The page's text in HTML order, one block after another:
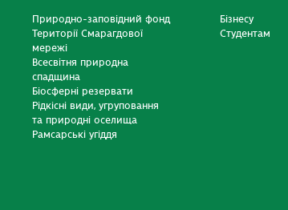
Природно-заповідний фонд
Території Смарагдової
мережі
Всесвітня природна
спадщина
Біосферні резервати
Рідкісні види, угруповання
та природні оселища
Рамсарські угіддя
Бізнесу
Студентам